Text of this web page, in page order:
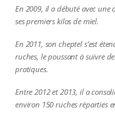
En 2009, il a débuté avec
ses premiers kilos de miel.
En 2011, son cheptel s’est
ruches, le poussant à suivre
pratiques.
Entre 2012 et 2013, il a
environ 150 ruches réparties